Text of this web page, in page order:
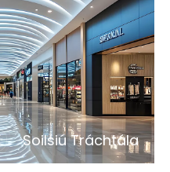
Soilsiú Tráchtála